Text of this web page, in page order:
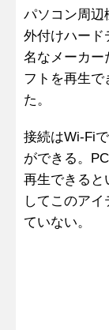
パソコン周辺
外付けハード
名なメーカー
フトを再生で
た。
接続はWi-Fi
ができる。
再生できると
してこのア
ていない。